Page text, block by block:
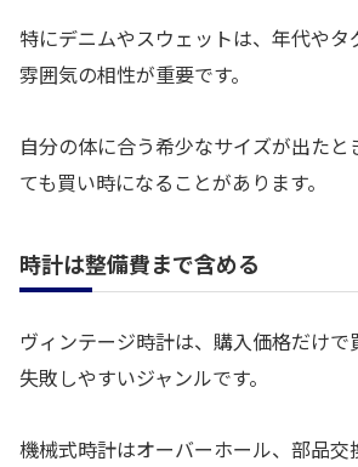
特にデニムやスウェットは、年代やタ
雰囲気の相性が重要です。
自分の体に合う希少なサイズが出た
ても買い時になることがあります。
時計は整備費まで含める
ヴィンテージ時計は、購入価格だけで
失敗しやすいジャンルです。
機械式時計はオーバーホール、部品交